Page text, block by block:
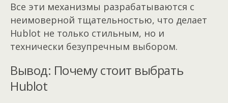
Все эти механизмы разрабатываются с
неимоверной тщательностью, что делает
Hublot не только стильным, но и
технически безупречным выбором.
Вывод: Почему стоит выбрать
Hublot